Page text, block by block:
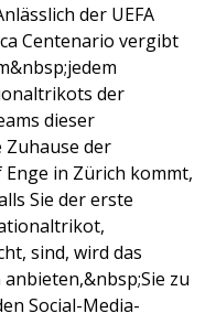
der UEFA
Centenario vergibt
der
dieser
der
in Zürich kommt,
Sie der erste
sind, wird das
zu
Social-Media-